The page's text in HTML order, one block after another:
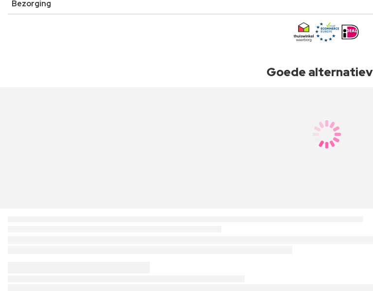
Bezorging
Goede